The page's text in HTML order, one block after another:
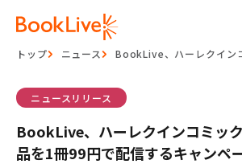
トップ ニュース BookLive、ハーレクイン
ニュースリリース
BookLive、ハーレクインコミッ
品を1冊99円で配信するキャンペ